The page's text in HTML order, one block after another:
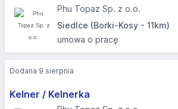
Phu Topaz Sp. z o.o.
Siedlce (Borki-Kosy - 11km)
umowa o pracę
Kelner / Kelnerka
Dodana 9 sierpnia